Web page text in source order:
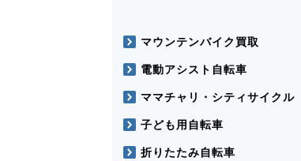
マウンテンバイク買取
電動アシスト自転車
ママチャリ・シティサイクル
子ども用自転車
折りたたみ自転車